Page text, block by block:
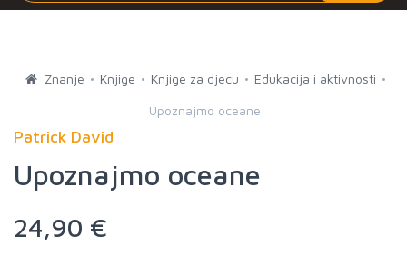
Znanje Knjige Knjige za djecu Edukacija i aktivnosti
Upoznajmo oceane
Patrick David
Upoznajmo oceane
24,90 €